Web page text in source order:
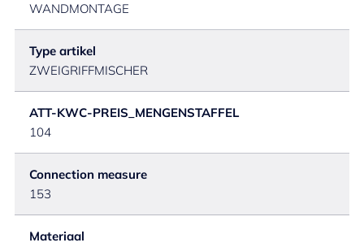
WANDMONTAGE
Type artikel
ZWEIGRIFFMISCHER
ATT-KWC-PREIS_MENGENSTAFFEL
104
Connection measure
153
Materiaal